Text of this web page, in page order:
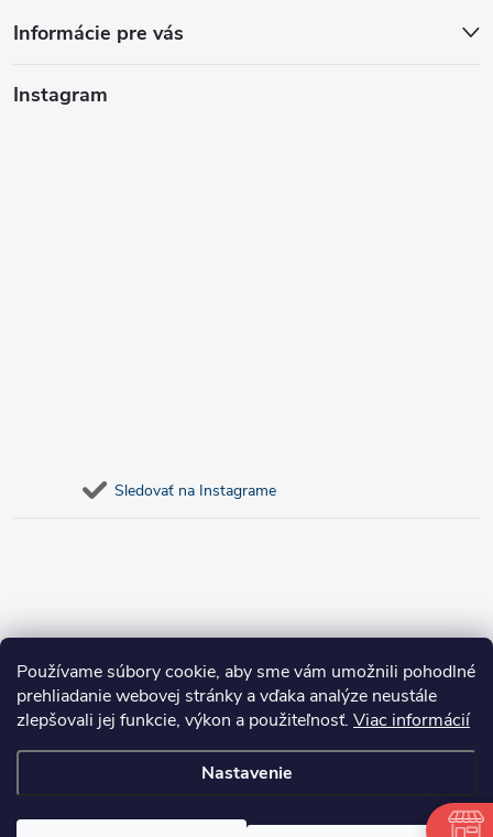
Používame súbory cookie, aby sme vám umožnili pohodlné
prehliadanie webovej stránky a vďaka analýze neustále
zlepšovali jej funkcie, výkon a použiteľnosť. Viac informácií
Nastavenie
Informácie pre vás
Instagram
Sledovať na Instagrame
Upraviť nastavenie
cookies